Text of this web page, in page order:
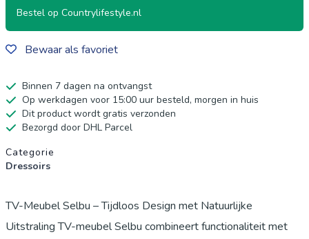
Bestel op Countrylifestyle.nl
Bewaar als favoriet
Binnen 7 dagen na ontvangst
Op werkdagen voor 15:00 uur besteld, morgen in huis
Dit product wordt gratis verzonden
Bezorgd door DHL Parcel
Productgegevens
Categorie
Dressoirs
TV-Meubel Selbu – Tijdloos Design met Natuurlijke
Uitstraling TV-meubel Selbu combineert functionaliteit met